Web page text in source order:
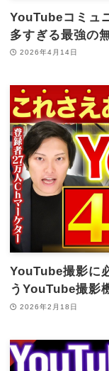
YouTubeコミュ
多すぎる最強の
2026年4月14日
YouTube撮影に
うYouTube撮影
2026年2月18日